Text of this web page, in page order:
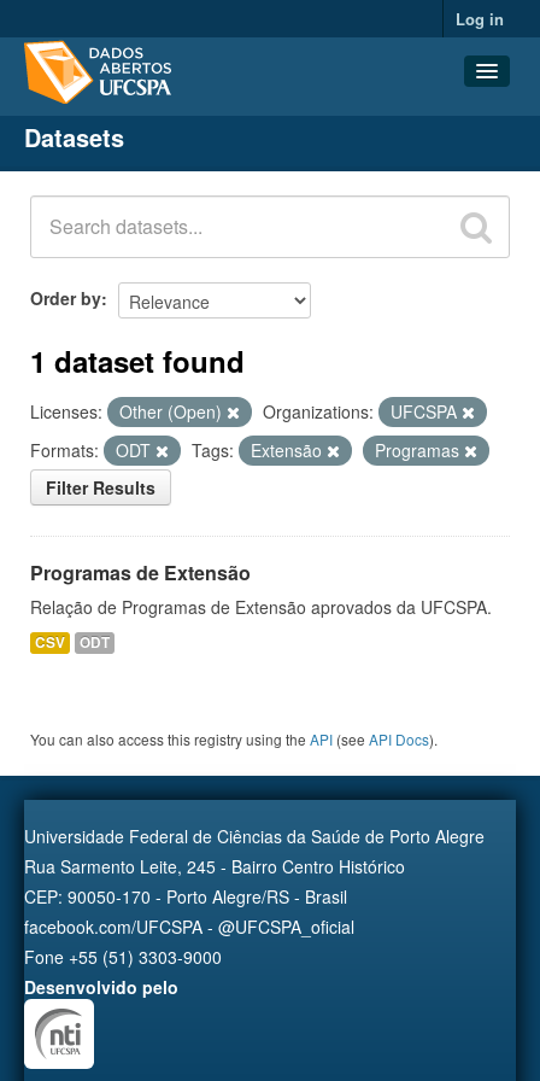
Log in
Datasets
Organizations
Groups
About
Datasets
Order by
1 dataset found
Licenses: Other (Open) Organizations:
UFCSPA
Formats:
ODT Tags: Extensão
Programas
Filter Results
Programas de Extensão
Relação de Programas de Extensão aprovados da UFCSPA.
CSV ODT
You can also access this registry using the API (see API Docs).
Universidade Federal de Ciências da Saúde de Porto Alegre
Rua Sarmento Leite, 245 - Bairro Centro Histórico
CEP: 90050-170 - Porto Alegre/RS - Brasil
facebook.com/UFCSPA - @UFCSPA_oficial
Fone +55 (51) 3303-9000
Desenvolvido pelo